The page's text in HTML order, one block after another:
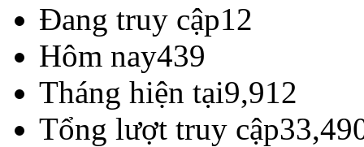
Đang truy cập12
Hôm nay439
Tháng hiện tại9,912
Tổng lượt truy cập